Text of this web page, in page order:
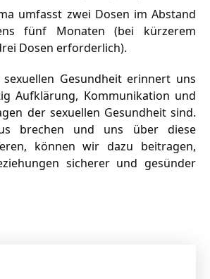
umfasst zwei Dosen im Abstand
fünf Monaten (bei kürzerem
Dosen erforderlich).
Gesundheit erinnert uns
Aufklärung, Kommunikation und
der sexuellen Gesundheit sind.
brechen und uns über diese
können wir dazu beitragen,
sicherer und gesünder